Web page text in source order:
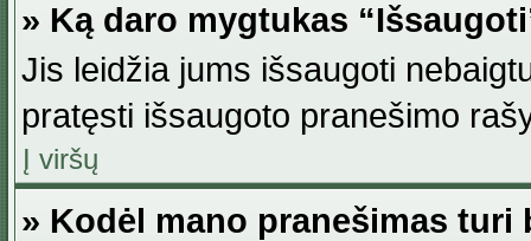
» Ką daro mygtukas
Jis leidžia jums išsaugoti
pratęsti išsaugoto pranešimo
Į viršų
» Kodėl mano pranešimas